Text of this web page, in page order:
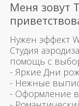
Меня зовут
Нужен эффект
Студия
помощь с
- Яркие Дни
- Нежные
- Оформление